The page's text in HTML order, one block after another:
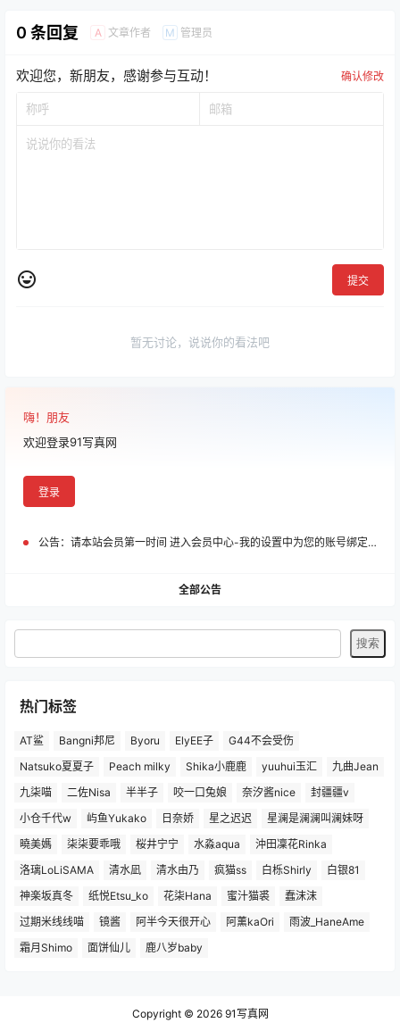
0 条回复 A 文章作者 M 管理员
欢迎您，新朋友，感谢参与互动！ 确认修改
提交
暂无讨论，说说你的看法吧
嗨！朋友
欢迎登录91写真网
登录
公告： 请本站会员第一时间 进入会员中心-我的设置中为您的账号绑定邮箱!
全部公告
热门标签
AT鲨 Bangni邦尼 Byoru ElyEE子
G44不会受伤
Natsuko夏夏子
Peach milky Shika小鹿鹿 yuuhui玉汇
九曲Jean
九柒喵
二佐Nisa 半半子 咬一口兔娘 奈汐酱nice
封疆疆v
小仓千代w
屿鱼Yukako 日奈娇 星之迟迟
星澜是澜澜叫澜妹呀
曉美媽
柒柒要乖哦 桜井宁宁 水淼aqua
沖田凜花Rinka
洛璃LoLiSAMA
清水凪 清水由乃 疯猫ss 白栎Shirly
白银81
神楽坂真冬
纸悦Etsu_ko 花柒Hana 蜜汁猫裘
蠢沫沫
过期米线线喵
镜酱 阿半今天很开心 阿薰kaOri
雨波_HaneAme
霜月Shimo
面饼仙儿 鹿八岁baby
Copyright © 202691写真网